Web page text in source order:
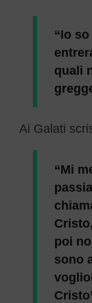
“Io
quali
Ai Galati
“Mi
poi
sono